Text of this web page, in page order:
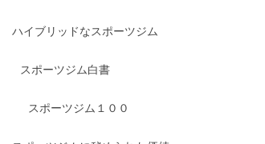
ハイブリッドなスポーツジム
スポーツジム白書
スポーツジム１００